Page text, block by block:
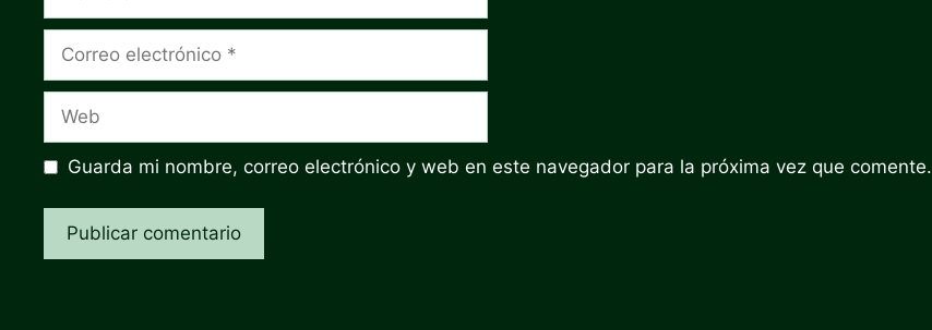
electrónico
Guarda mi nombre, correo electrónico y web en este navegador para la próxima vez que comente.